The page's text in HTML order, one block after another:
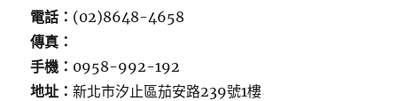
電話： (02)8648-4658
傳真：
手機： 0958-992-192
地址：新北市汐止區茄安路239號1樓